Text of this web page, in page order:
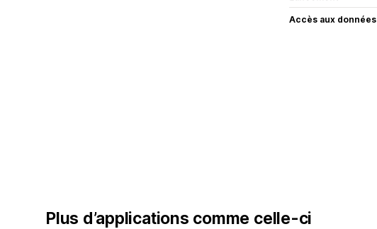
Accès aux données
Plus d’applications comme celle-ci